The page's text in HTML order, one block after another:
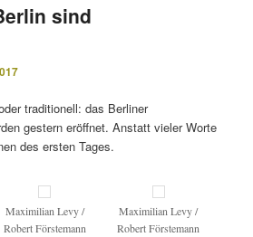
sind
traditionell: das Berliner
gestern eröffnet. Anstatt vieler Worte
des ersten Tages.
Maximilian Levy /
Robert Förstemann
Maximilian Levy /
Robert Förstemann